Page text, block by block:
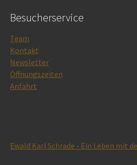
Besucherservice
Team
Kontakt
Newsletter
Öffnungszeiten
Anfahrt
Ewald Karl Schrade - Ein Leben mit